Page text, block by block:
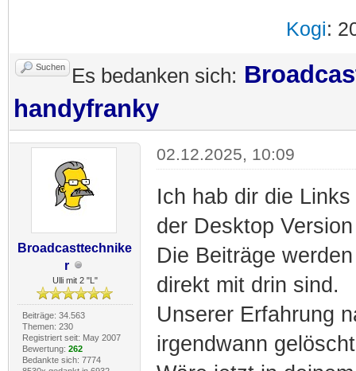
Kogi:
Suchen Es bedanken sich:
handyfranky
Broadcasttechnike
r
Ulli mit 2 "L"
Beiträge: 34.563
Themen: 230
Registriert seit: May 2007
Bewertung: 262
Bedankte sich: 7774
02.12.2025, 10:09
Ich hab dir die
der Desktop
Die Beiträge
direkt mit drin sind.
Unserer Erfahrung
irgendwann